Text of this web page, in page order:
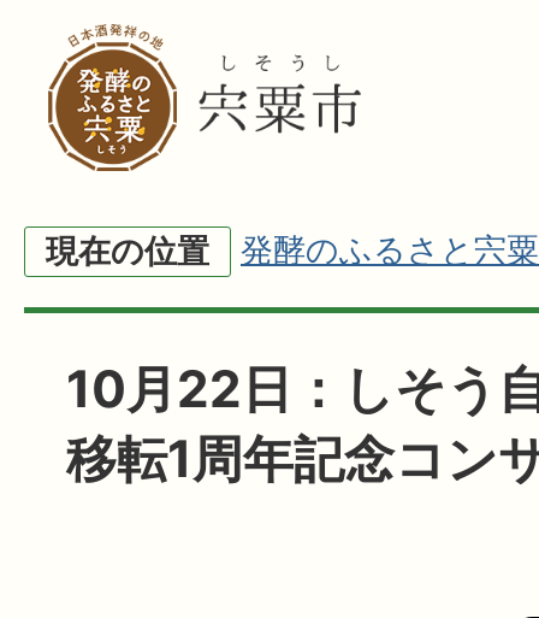
現在の位置 発酵のふるさと宍粟
10月22日：しそう
移転1周年記念コン